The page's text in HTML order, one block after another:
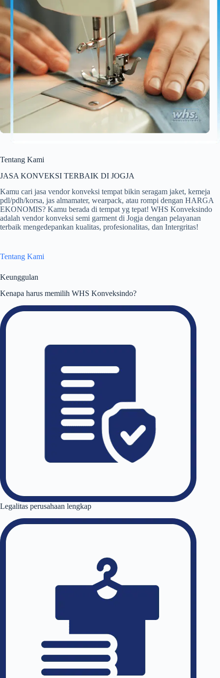
Tentang Kami
JASA KONVEKSI TERBAIK DI JOGJA
Kamu cari jasa vendor konveksi tempat bikin seragam jaket, kemeja
pdl/pdh/korsa, jas almamater, wearpack, atau rompi dengan HARGA
EKONOMIS? Kamu berada di tempat yg tepat! WHS Konveksindo
adalah vendor konveksi semi garment di Jogja dengan pelayanan
terbaik mengedepankan kualitas, profesionalitas, dan Intergritas!
Tentang Kami
Keunggulan
Kenapa harus memilih WHS Konveksindo?
Legalitas perusahaan lengkap